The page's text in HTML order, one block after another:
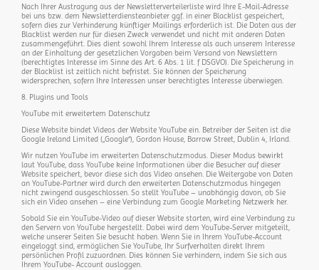
Nach Ihrer Austragung aus der Newsletterverteilerliste wird Ihre E-Mail-Adresse
bei uns bzw. dem Newsletterdiensteanbieter ggf. in einer Blacklist gespeichert,
sofern dies zur Verhinderung künftiger Mailings erforderlich ist. Die Daten aus der
Blacklist werden nur für diesen Zweck verwendet und nicht mit anderen Daten
zusammengeführt. Dies dient sowohl Ihrem Interesse als auch unserem Interesse
an der Einhaltung der gesetzlichen Vorgaben beim Versand von Newslettern
(berechtigtes Interesse im Sinne des Art. 6 Abs. 1 lit. f DSGVO). Die Speicherung in
der Blacklist ist zeitlich nicht befristet. Sie können der Speicherung
widersprechen, sofern Ihre Interessen unser berechtigtes Interesse überwiegen.
8. Plugins und Tools
YouTube mit erweitertem Datenschutz
Diese Website bindet Videos der Website YouTube ein. Betreiber der Seiten ist die
Google Ireland Limited („Google“), Gordon House, Barrow Street, Dublin 4, Irland.
Wir nutzen YouTube im erweiterten Datenschutzmodus. Dieser Modus bewirkt
laut YouTube, dass YouTube keine Informationen über die Besucher auf dieser
Website speichert, bevor diese sich das Video ansehen. Die Weitergabe von Daten
an YouTube-Partner wird durch den erweiterten Datenschutzmodus hingegen
nicht zwingend ausgeschlossen. So stellt YouTube – unabhängig davon, ob Sie
sich ein Video ansehen – eine Verbindung zum Google Marketing Netzwerk her.
Sobald Sie ein YouTube-Video auf dieser Website starten, wird eine Verbindung zu
den Servern von YouTube hergestellt. Dabei wird dem YouTube-Server mitgeteilt,
welche unserer Seiten Sie besucht haben. Wenn Sie in Ihrem YouTube-Account
eingeloggt sind, ermöglichen Sie YouTube, Ihr Surfverhalten direkt Ihrem
persönlichen Profil zuzuordnen. Dies können Sie verhindern, indem Sie sich aus
Ihrem YouTube- Account ausloggen.